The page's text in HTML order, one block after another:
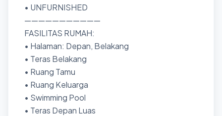
• UNFURNISHED
———————————
FASILITAS RUMAH:
• Halaman: Depan, Belakang
• Teras Belakang
• Ruang Tamu
• Ruang Keluarga
• Swimming Pool
• Teras Depan Luas